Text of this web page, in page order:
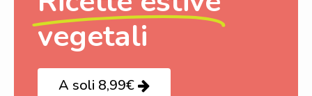
vegetali
A soli 8,99€